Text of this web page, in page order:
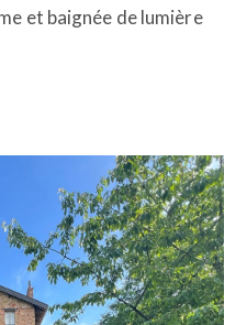
et baignée de lumière